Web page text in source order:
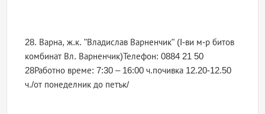
28. Варна, ж.к. "Владислав Варненчик" (I-ви м-р битов
комбинат Вл. Варненчик)Телефон: 0884 21 50
28Работно време: 7:30 – 16:00 ч.почивка 12.20-12.50
ч./от понеделник до петък/